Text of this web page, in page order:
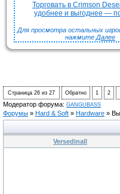
Торговать в Crimson
удобнее и выгоднее —
Для просмотра остальных
нажмите Далее
Страница 26 из 27 Обратно 1 2
Модератор форума: GANGUBASS
Форумы » Hard & Soft » Hardware »
Versedinall